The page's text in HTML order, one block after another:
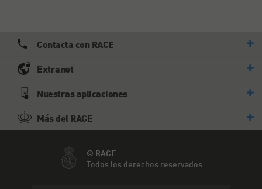
Contacta con RACE
Extranet
Nuestras aplicaciones
Más del RACE
© RACE
Todos los derechos reservados